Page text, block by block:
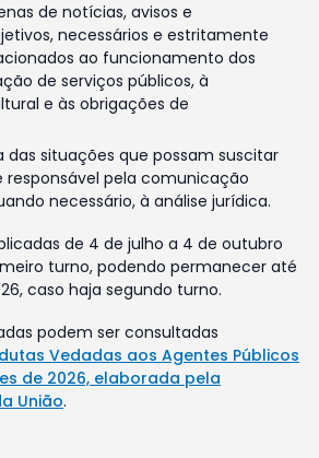
de notícias, avisos e
necessários e estritamente
ao funcionamento dos
de serviços públicos, à
e às obrigações de
das situações que possam suscitar
responsável pela comunicação
necessário, à análise jurídica.
de 4 de julho a 4 de outubro
turno, podendo permanecer até
caso haja segundo turno.
podem ser consultadas
Vedadas aos Agentes Públicos
de 2026, elaborada pela
União.